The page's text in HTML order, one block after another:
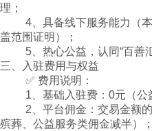
理；
4、具备线下服务能力（
盖范围证明）；
5、热心公益，认同“百善
三、入驻费用与权益
✅ 费用说明：
1、基础入驻费：0元（公
2、平台佣金：交易金额
殡葬、公益服务类佣金减半）；